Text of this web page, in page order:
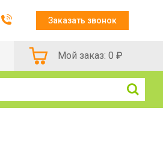
Заказать звонок
Мой заказ: 0 ₽